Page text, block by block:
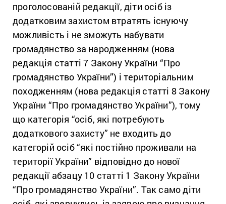
проголосованій редакції, діти осіб із
додатковим захистом втратять існуючу
можливість і не зможуть набувати
громадянство за народженням (нова
редакція статті 7 Закону України “Про
громадянство України”) і територіальним
походженням (нова редакція статті 8 Закону
України “Про громадянство України”), тому
що категорія “осіб, які потребують
додаткового захисту” не входить до
категорій осіб “які постійно проживали на
території України” відповідно до нової
редакції абзацу 10 статті 1 Закону України
“Про громадянство України”. Так само діти